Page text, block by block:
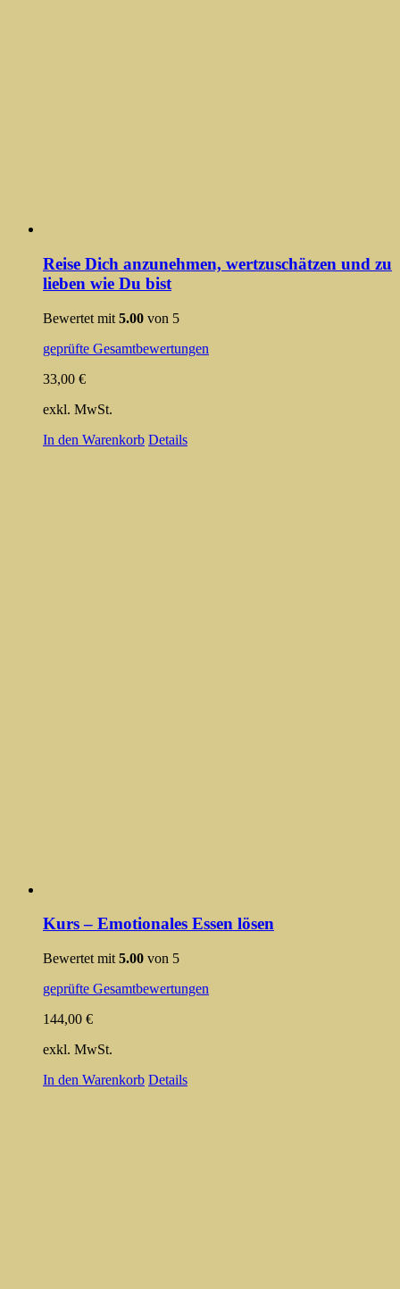
Reise Dich anzunehmen, wertzuschätzen und zu
lieben wie Du bist
Bewertet mit 5.00 von 5
geprüfte Gesamtbewertungen
33,00 €
exkl. MwSt.
In den Warenkorb Details
Kurs – Emotionales Essen lösen
Bewertet mit 5.00 von 5
geprüfte Gesamtbewertungen
144,00 €
exkl. MwSt.
In den Warenkorb Details